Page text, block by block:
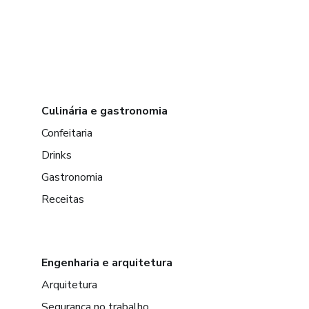
Culinária e gastronomia
Confeitaria
Drinks
Gastronomia
Receitas
Engenharia e arquitetura
Arquitetura